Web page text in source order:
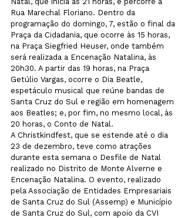
Rua Marechal Floriano. Dentro da
programação do domingo, 7, estão o final da
Praça da Cidadania, que ocorre às 15 horas,
na Praça Siegfried Heuser, onde também
será realizada a Encenação Natalina, às
20h30. A partir das 19 horas, na Praça
Getúlio Vargas, ocorre o Dia Beatle,
espetáculo musical que reúne bandas de
Santa Cruz do Sul e região em homenagem
aos Beatles; e, por fim, no mesmo local, às
20 horas, o Conto de Natal.
A Christkindfest, que se estende até o dia
23 de dezembro, teve como atrações
durante esta semana o Desfile de Natal
realizado no Distrito de Monte Alverne e
Encenação Natalina. O evento, realizado
pela Associação de Entidades Empresariais
de Santa Cruz do Sul (Assemp) e Município
de Santa Cruz do Sul, com apoio da CVI